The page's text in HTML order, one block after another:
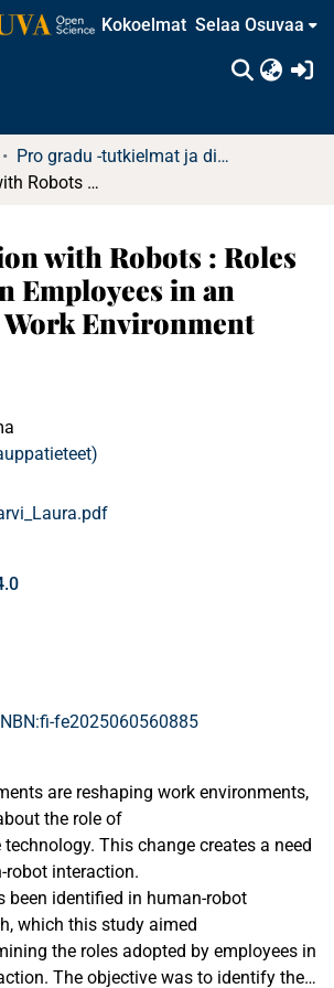
Kokoelmat Selaa Osuvaa
Pro gradu -tutkielmat ja diplomityöt
Collaboration with Robots : Roles of American Employees in an Automated Work Environment
with Robots : Roles
Employees in an
Environment
fe2025060560885
are reshaping work environments,
the role of
This change creates a need
robot interaction.
been identified in human-robot
which this study aimed
the roles adopted by employees in
The objective was to identify the